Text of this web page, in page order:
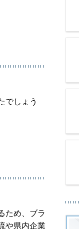
でしょう
ため、ブラ
や県内企業